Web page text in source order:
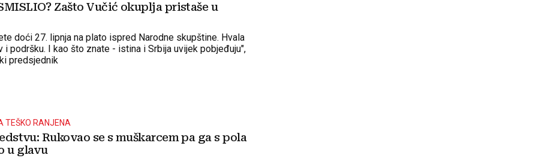
Zašto Vučić okuplja pristaše u
doći 27. lipnja na plato ispred Narodne skupštine. Hvala
i podršku. I kao što znate - istina i Srbija uvijek pobjeđuju",
predsjednik
TEŠKO RANJENA
Rukovao se s muškarcem pa ga s pola
u glavu